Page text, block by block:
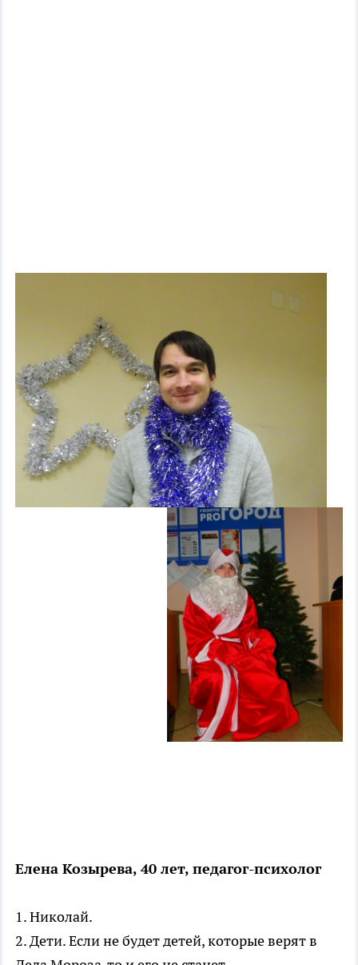
Елена Козырева, 40 лет, педагог-психолог
1. Николай.
2. Дети. Если не будет детей, которые верят в